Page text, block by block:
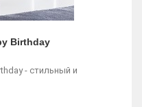
Birthday
- стильный и